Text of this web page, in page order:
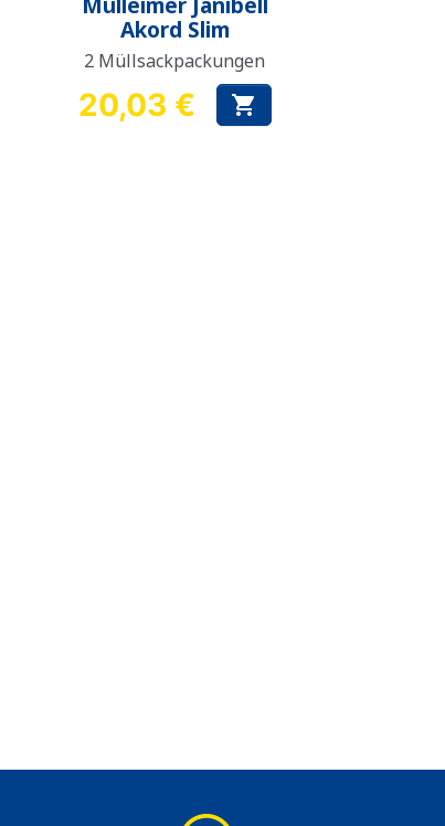
Akord Slim
2 Müllsackpackungen
Preis
20,03 € 